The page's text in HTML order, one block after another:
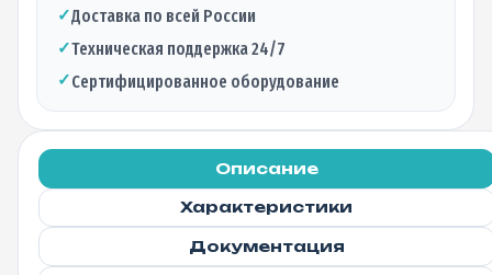
✓Доставка по всей России
✓Техническая поддержка 24/7
✓Сертифицированное оборудование
Описание
Характеристики
Документация